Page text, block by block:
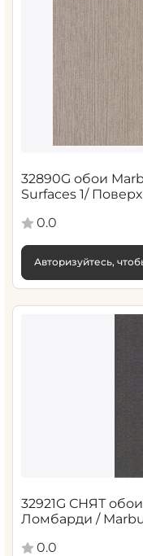
32890G обои
Surfaces 1/
0.0
Авторизуйтесь,
32921G СНЯТ
Ломбарди /
0.0